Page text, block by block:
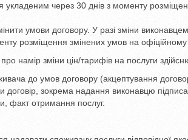
укладеним через 30 днів з моменту
умови договору. У разі зміни
розміщення змінених умов на офіційному
намір зміни цін/тарифів на послуги
до умов договору (акцептування
договір, зокрема надання виконавцю
факт отримання послуг.